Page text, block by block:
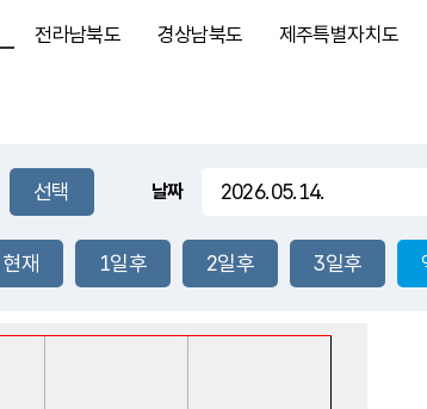
전라남북도 경상남북도 제주특별자치도
날짜
현재 1일후 2일후 3일후